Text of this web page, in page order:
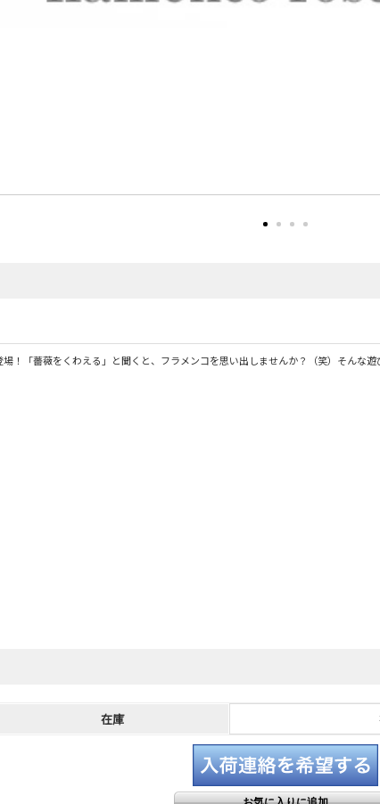
！「薔薇をくわえる」と聞くと、フラメンコを思い出しませんか？（笑）そんな
在庫